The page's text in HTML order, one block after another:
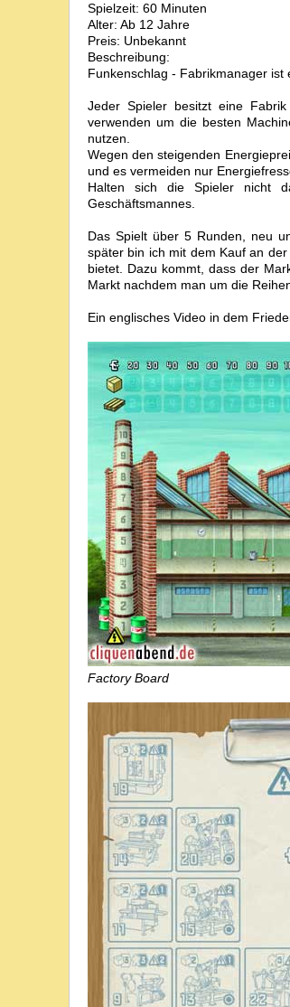
Spielzeit: 60 Minuten
Alter: Ab 12 Jahre
Preis: Unbekannt
Beschreibung:
Funkenschlag - Fabrikmanager ist
Jeder Spieler besitzt eine
verwenden um die besten
nutzen.
Wegen den steigenden
und es vermeiden nur
Halten sich die Spieler nicht
Geschäftsmannes.
Das Spielt über 5 Runden, neu
später bin ich mit dem Kauf an
bietet. Dazu kommt, dass der
Markt nachdem man um die
Ein englisches Video in dem
Factory Board